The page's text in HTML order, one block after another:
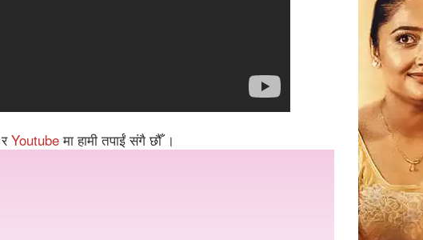
रYoutubeमा हामी तपाईं संगै छौँ ।